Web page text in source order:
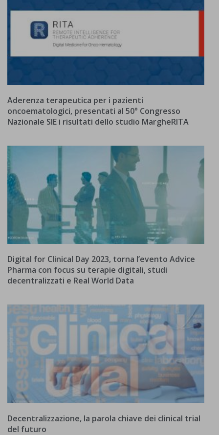
Aderenza terapeutica per i pazienti
oncoematologici, presentati al 50° Congresso
Nazionale SIE i risultati dello studio MargheRITA
Digital for Clinical Day 2023, torna l’evento Advice
Pharma con focus su terapie digitali, studi
decentralizzati e Real World Data
Decentralizzazione, la parola chiave dei clinical trial
del futuro